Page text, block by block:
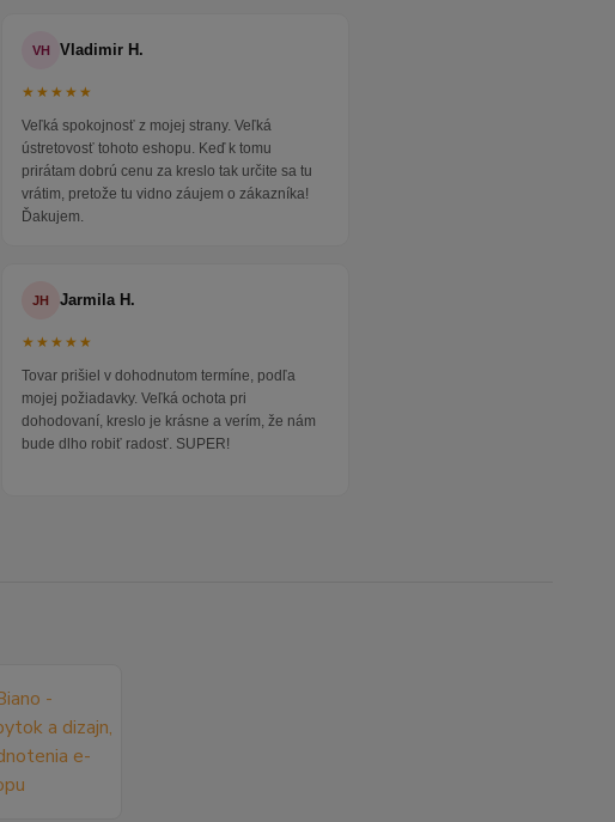
VH Vladimir H.
★★★★★
Veľká spokojnosť z mojej strany. Veľká
ústretovosť tohoto eshopu. Keď k tomu
prirátam dobrú cenu za kreslo tak určite sa tu
vrátim, pretože tu vidno záujem o zákazníka!
Ďakujem.
JH Jarmila H.
★★★★★
Tovar prišiel v dohodnutom termíne, podľa
mojej požiadavky. Veľká ochota pri
dohodovaní, kreslo je krásne a verím, že nám
bude dlho robiť radosť. SUPER!